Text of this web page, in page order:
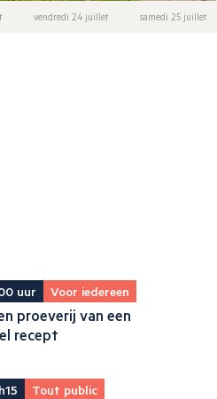
vendredi 24 juillet samedi 25 juillet
uur Voor iedereen
proeverij van een
recept
Tout public